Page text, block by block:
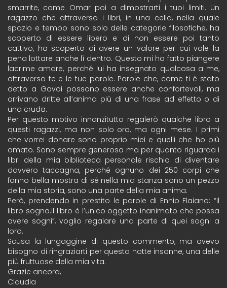
smarrite, come Omar poi a dimostrarti i tuoi limiti. Un
ragazzo che attraverso i libri, in una cella, nella quale
spazio e tempo sono solo delle categorie filosofiche, ha
scoperto di essere libero e di non essere poi tanto
cattivo, ha scoperto di avere un valore per cui vale la
pena lottare anche lì dentro. Questo mi ha fatto piangere
lacrime amare, perché lui ha insegnato qualcosa a me,
attraverso te e le tue parole. Parole che, come ti è stato
detto a Gavoi possono essere anche confortevoli, ma
arrivano dritte all’anima più di una frase ad effetto o di
una cruda.
Per questo motivo innanzitutto regalerò qualche libro a
questi ragazzi, ma non solo ora, ma ogni mese. I primi
che vorrei donare sono proprio miei e quelli che ho più
amato. Sono sempre generosa ma per quanto riguarda i
libri della mia biblioteca personale rischio di diventare
davvero taccagna, perché ognuno dei 250 corpi che
fanno bella mostra di sé nella mia stanza sono un pezzo
della mia storia, sono una parte della mia anima.
Però, prendendo in prestito le parole di Ennio Flaiano: “Il
libro sogna.Il libro è l’unico oggetto inanimato che possa
avere sogni”, voglio regalare una parte di quei sogni a
loro.
Scusa la lungaggine di questo commento, ma avevo
bisogno di ringraziarti per questa notte insonne, una delle
più fruttuose della mia vita.
Grazie ancora,
Claudia